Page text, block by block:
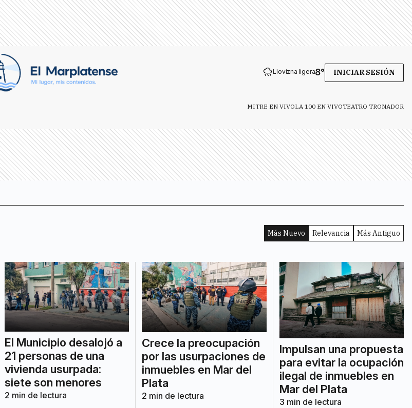
Llovizna ligera8° INICIAR SESIÓN
MITRE EN VIVOLA 100 EN VIVOTEATRO TRONADOR
Más Nuevo Relevancia Más Antiguo
El Municipio desalojó a
21 personas de una
vivienda usurpada:
siete son menores
2 min de lectura
Crece la preocupación
por las usurpaciones de
inmuebles en Mar del
Plata
2 min de lectura
Impulsan una propuesta
para evitar la ocupación
ilegal de inmuebles en
Mar del Plata
3 min de lectura